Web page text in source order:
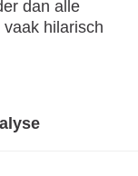
dan alle
hilarisch